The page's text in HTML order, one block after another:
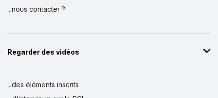
...nous contacter ?
Regarder des vidéos
...des éléments inscrits